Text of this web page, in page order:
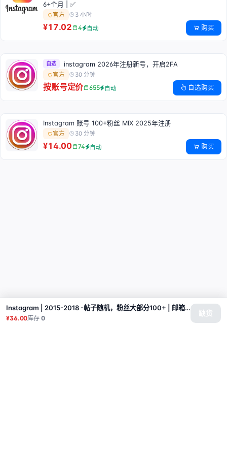
6+个月 | ✅
官方 3 小时
¥17.02 4 自动 购买
自选 instagram 2026年注册新号，开启2FA
官方 30 分钟
按账号定价 655 自动 自选购买
Instagram 账号 100+粉丝 MIX 2025年注册
官方 30 分钟
¥14.00 74 自动 购买
Instagram | 2015-2018 -帖子随机，粉丝大部分100+ | 邮箱+2FA（部分账户邮箱无法登入可能导致无法更改安全信息）
¥36.00库存0
缺货